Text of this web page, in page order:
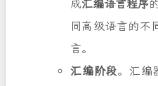
成汇编语言程序
同高级语言的不
言。
汇编阶段。汇编